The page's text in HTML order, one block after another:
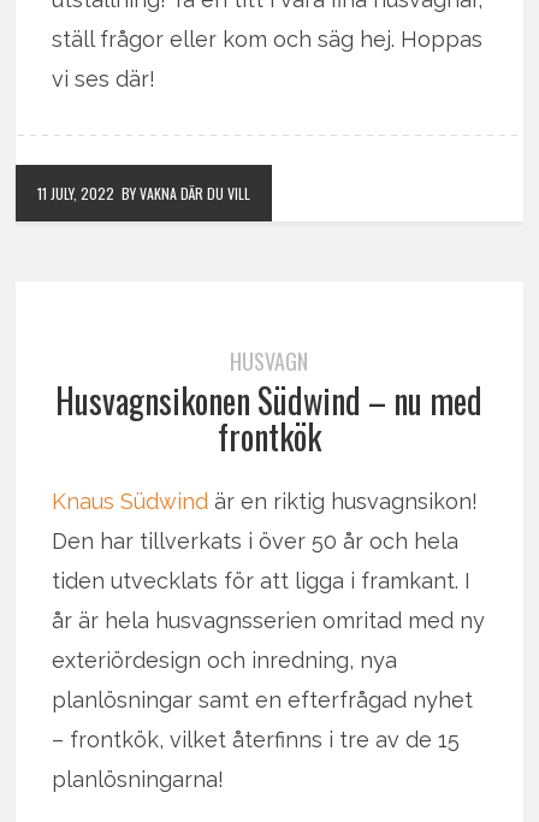
ställ frågor eller kom och säg hej. Hoppas
vi ses där!
11 JULY, 2022 BY VAKNA DÄR DU VILL
HUSVAGN
Husvagnsikonen Südwind – nu med
frontkök
Knaus Südwind är en riktig husvagnsikon!
Den har tillverkats i över 50 år och hela
tiden utvecklats för att ligga i framkant. I
år är hela husvagnsserien omritad med ny
exteriördesign och inredning, nya
planlösningar samt en efterfrågad nyhet
– frontkök, vilket återfinns i tre av de 15
planlösningarna!